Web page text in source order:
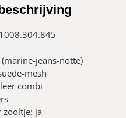
jeans-notte)
mesh
combi
zooltje: ja